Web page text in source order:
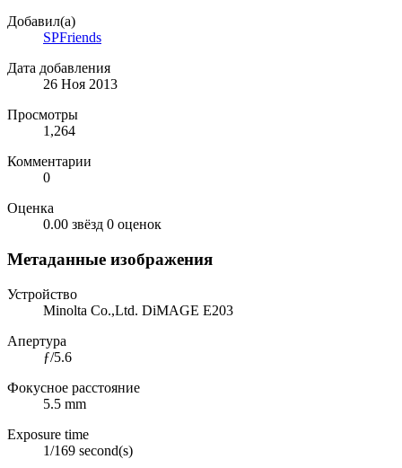
Добавил(а)
SPFriends
Дата добавления
26 Ноя 2013
Просмотры
1,264
Комментарии
0
Оценка
0.00 звёзд 0 оценок
Метаданные изображения
Устройство
Minolta Co.,Ltd. DiMAGE E203
Апертура
ƒ/5.6
Фокусное расстояние
5.5 mm
Exposure time
1/169 second(s)